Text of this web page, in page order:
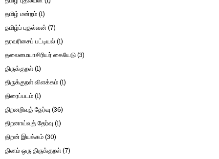
தமிழ் மன்றம்(1)
தமிழ்ப் புதல்வன் (7)
தரவரிசைப் பட்டியல் (1)
தலைமையாசிரியர் கையேடு(3)
திருக்குறள்(1)
திருக்குறள் விளக்கம்(1)
திரைப்படம்(1)
திறனறிவுத் தேர்வு (36)
திறனாய்வுத் தேர்வு (1)
திறன் இயக்கம்(30)
தினம் ஒரு திருக்குறள்(7)